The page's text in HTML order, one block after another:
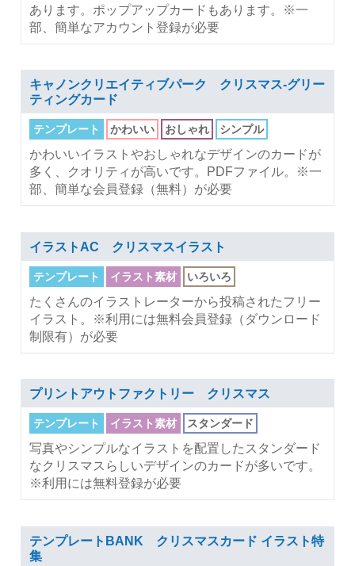
あります。ポップアップカードもあります。※一
部、簡単なアカウント登録が必要
キャノンクリエイティブパーク クリスマス-グリー
ティングカード
テンプレート かわいい おしゃれ シンプル
かわいいイラストやおしゃれなデザインのカードが
多く、クオリティが高いです。PDFファイル。※一
部、簡単な会員登録（無料）が必要
イラストAC クリスマスイラスト
テンプレート イラスト素材 いろいろ
たくさんのイラストレーターから投稿されたフリー
イラスト。※利用には無料会員登録（ダウンロード
制限有）が必要
プリントアウトファクトリー クリスマス
テンプレート イラスト素材 スタンダード
写真やシンプルなイラストを配置したスタンダード
なクリスマスらしいデザインのカードが多いです。
※利用には無料登録が必要
テンプレートBANK クリスマスカード イラスト特
集